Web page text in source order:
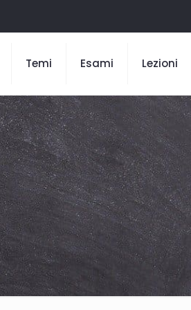
Temi Esami Lezioni